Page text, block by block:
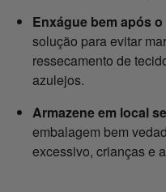
Enxágue bem após
solução para evitar
ressecamento de
azulejos.
Armazene em local
embalagem bem
excessivo, crianças e